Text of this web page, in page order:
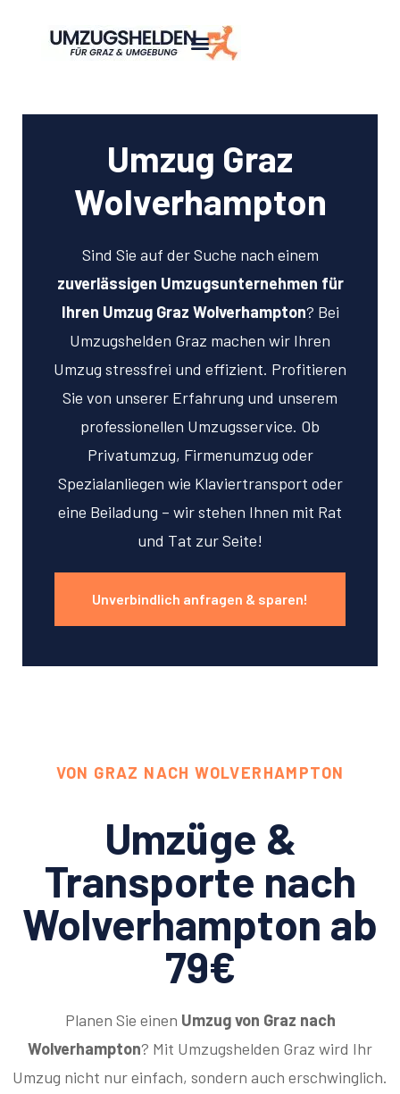
Umzug Graz
Wolverhampton
Sind Sie auf der Suche nach einem
zuverlässigen Umzugsunternehmen für
Ihren Umzug Graz Wolverhampton? Bei
Umzugshelden Graz machen wir Ihren
Umzug stressfrei und effizient. Profitieren
Sie von unserer Erfahrung und unserem
professionellen Umzugsservice. Ob
Privatumzug, Firmenumzug oder
Spezialanliegen wie Klaviertransport oder
eine Beiladung – wir stehen Ihnen mit Rat
und Tat zur Seite!
Unverbindlich anfragen & sparen!
VON GRAZ NACH WOLVERHAMPTON
Umzüge &
Transporte nach
Wolverhampton ab
79€
Planen Sie einen Umzug von Graz nach
Wolverhampton? Mit Umzugshelden Graz wird Ihr
Umzug nicht nur einfach, sondern auch erschwinglich.